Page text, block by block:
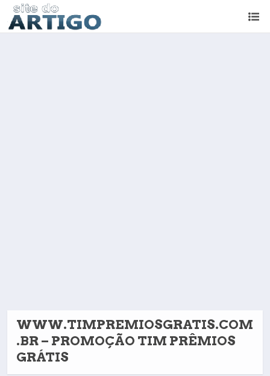
WWW.TIMPREMIOSGRATIS.COM
.BR – PROMOÇÃO TIM PRÊMIOS
GRÁTIS